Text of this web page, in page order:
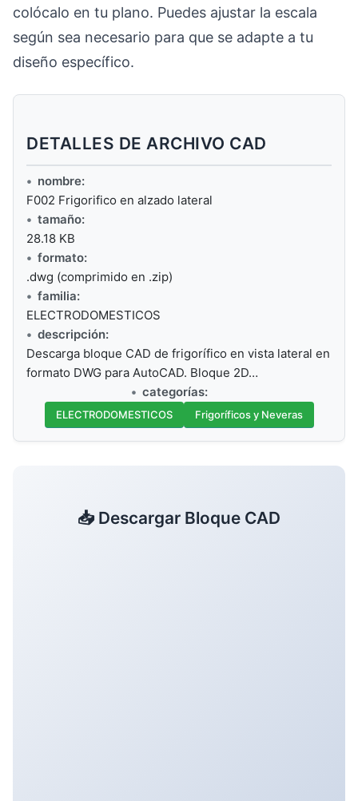
colócalo en tu plano. Puedes ajustar la escala
según sea necesario para que se adapte a tu
diseño específico.
DETALLES DE ARCHIVO CAD
nombre:
F002 Frigorifico en alzado lateral
tamaño:
28.18 KB
formato:
.dwg (comprimido en .zip)
familia:
ELECTRODOMESTICOS
descripción:
Descarga bloque CAD de frigorífico en vista lateral en
formato DWG para AutoCAD. Bloque 2D…
categorías:
ELECTRODOMESTICOS Frigoríficos y Neveras
📥 Descargar Bloque CAD